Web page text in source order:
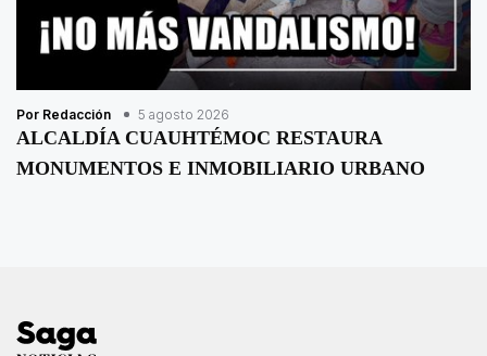
Por Redacción 5 agosto 2026
ALCALDÍA CUAUHTÉMOC RESTAURA
MONUMENTOS E INMOBILIARIO URBANO